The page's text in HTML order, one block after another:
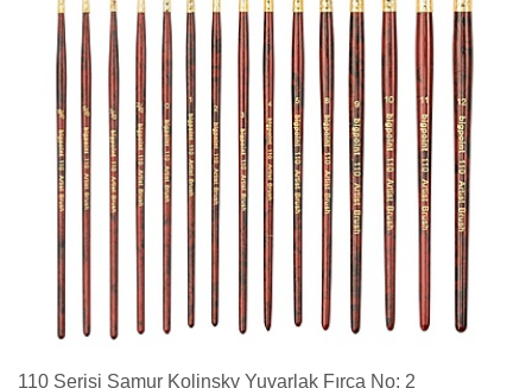
110 Serisi Samur Kolinsky Yuvarlak Fırça No: 2